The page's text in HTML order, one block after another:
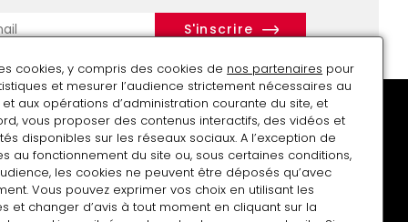
Soutenir le musée
Charte Tous photographes
cookies, y compris des cookies de nos partenaires pour
et mesurer l’audience strictement nécessaires au
aux opérations d’administration courante du site, et
vous proposer des contenus interactifs, des vidéos et
disponibles sur les réseaux sociaux. A l’exception de
au fonctionnement du site ou, sous certaines conditions,
les cookies ne peuvent être déposés qu’avec
Vous pouvez exprimer vos choix en utilisant les
et changer d’avis à tout moment en cliquant sur la